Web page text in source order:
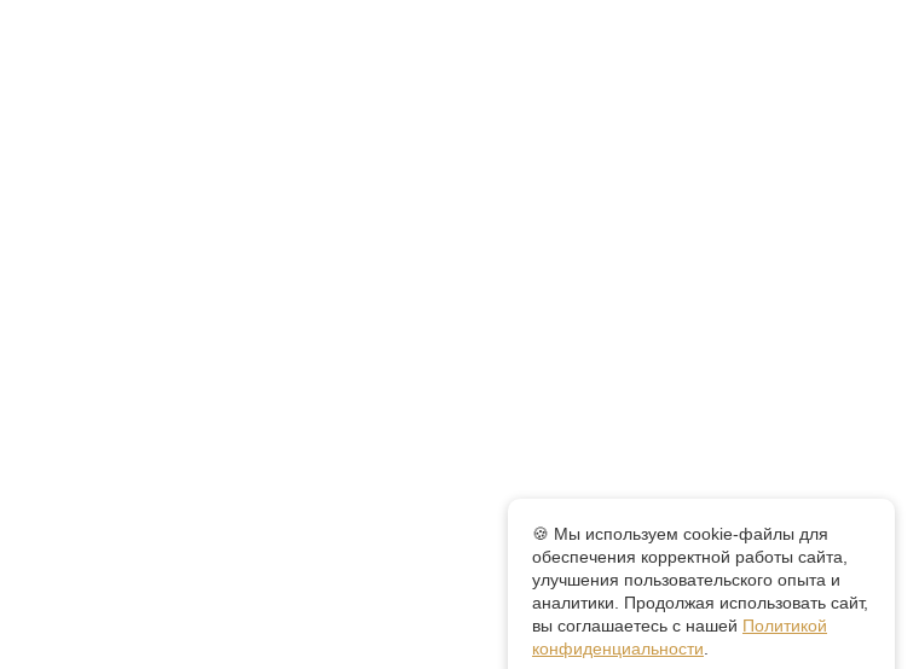
🍪 Мы используем cookie-файлы для
обеспечения корректной работы сайта,
улучшения пользовательского опыта и
аналитики. Продолжая использовать сайт,
вы соглашаетесь с нашей Политикой
конфиденциальности